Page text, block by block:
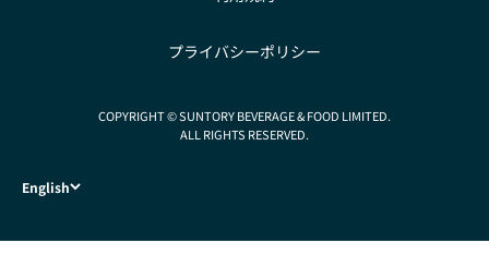
プライバシーポリシー
COPYRIGHT © SUNTORY BEVERAGE & FOOD LIMITED.
ALL RIGHTS RESERVED.
English